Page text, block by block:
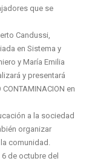
que se
Candussi,
en Sistema y
y María Emilia
y presentará
en
a la sociedad
organizar
comunidad.
6 de octubre del